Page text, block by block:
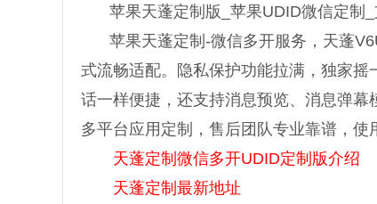
苹果天蓬定制版_苹果UDID微信定制
苹果天蓬定制-微信多开服务，天蓬
式流畅适配。隐私保护功能拉满，独家
话一样便捷，还支持消息预览、消息弹
多平台应用定制，售后团队专业靠谱，使
天蓬定制微信多开UDID定制版介绍
天蓬定制最新地址